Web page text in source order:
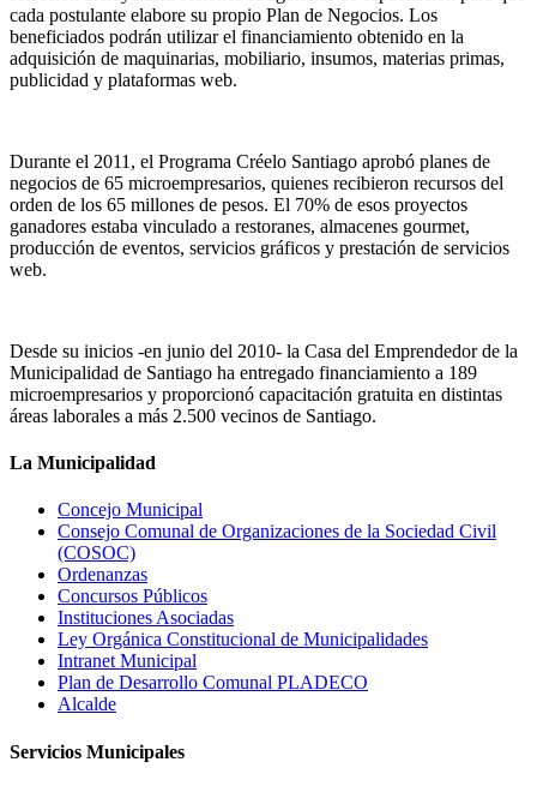
cada postulante elabore su propio Plan de Negocios. Los
beneficiados podrán utilizar el financiamiento obtenido en la
adquisición de maquinarias, mobiliario, insumos, materias primas,
publicidad y plataformas web.
Durante el 2011, el Programa Créelo Santiago aprobó planes de
negocios de 65 microempresarios, quienes recibieron recursos del
orden de los 65 millones de pesos. El 70% de esos proyectos
ganadores estaba vinculado a restoranes, almacenes gourmet,
producción de eventos, servicios gráficos y prestación de servicios
web.
Desde su inicios -en junio del 2010- la Casa del Emprendedor de la
Municipalidad de Santiago ha entregado financiamiento a 189
microempresarios y proporcionó capacitación gratuita en distintas
áreas laborales a más 2.500 vecinos de Santiago.
La Municipalidad
Concejo Municipal
Consejo Comunal de Organizaciones de la Sociedad Civil
(COSOC)
Ordenanzas
Concursos Públicos
Instituciones Asociadas
Ley Orgánica Constitucional de Municipalidades
Intranet Municipal
Plan de Desarrollo Comunal PLADECO
Alcalde
Servicios Municipales